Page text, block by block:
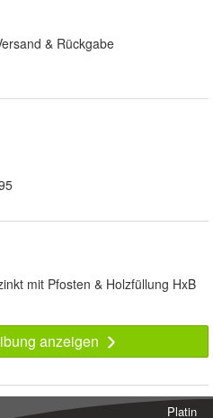
& Rückgabe
mit Pfosten & Holzfüllung HxB
anzeigen
Platin